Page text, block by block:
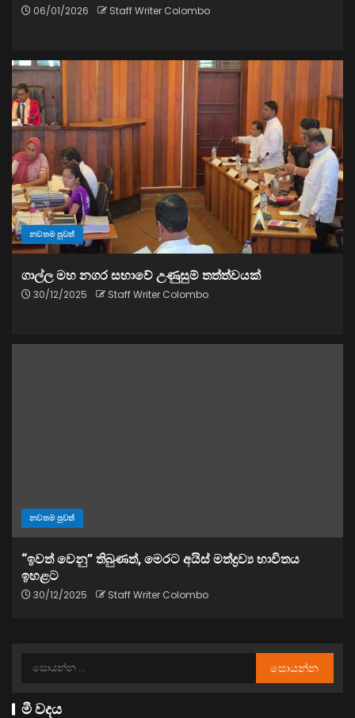
06/01/2026 Staff Writer Colombo
නවතම පුවත්
ගාල්ල මහ නගර සභාවේ උණුසුම් තත්ත්වයක්
30/12/2025 Staff Writer Colombo
නවතම පුවත්
“ඉවත් වෙනු” තිබුණත්, මෙරට අයිස් මත්ද්‍රව්‍ය භාවිතය
ඉහළට
30/12/2025 Staff Writer Colombo
මී වදය